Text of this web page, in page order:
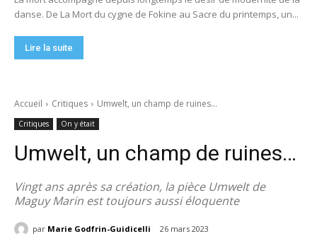
danse. De La Mort du cygne de Fokine au Sacre du printemps, un...
Lire la suite